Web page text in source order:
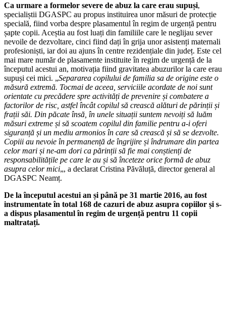
Ca urmare a formelor severe de abuz la care erau supuși,
specialiștii DGASPC au propus instituirea unor măsuri de protecție
specială, fiind vorba despre plasamentul în regim de urgență pentru
șapte copii. Aceștia au fost luați din familiile care le neglijau sever
nevoile de dezvoltare, cinci fiind dați în grija unor asistenți maternali
profesioniști, iar doi au ajuns în centre rezidențiale din județ. Este cel
mai mare număr de plasamente instituite în regim de urgență de la
începutul acestui an, motivația fiind gravitatea abuzurilor la care erau
supuși cei mici. „Separarea copilului de familia sa de origine este o
măsură extremă. Tocmai de aceea, serviciile acordate de noi sunt
orientate cu precădere spre activități de prevenire și combatere a
factorilor de risc, astfel încât copilul să crească alături de părinții și
frații săi. Din păcate însă, în unele situații suntem nevoiți să luăm
măsuri extreme și să scoatem copilul din familie pentru a-i oferi
siguranță și un mediu armonios în care să crească și să se dezvolte.
Copiii au nevoie în permanență de îngrijire și îndrumare din partea
celor mari și ne-am dori ca părinții să fie mai conștienți de
responsabilitățile pe care le au și să înceteze orice formă de abuz
asupra celor mici„, a declarat Cristina Păvăluță, director general al
DGASPC Neamț.
De la începutul acestui an și până pe 31 martie 2016, au fost
instrumentate în total 168 de cazuri de abuz asupra copiilor și s-
a dispus plasamentul în regim de urgență pentru 11 copii
maltratați.